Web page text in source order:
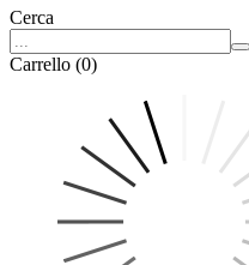
Cerca
Carrello (0)